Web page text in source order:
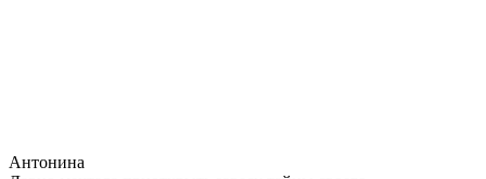
Антонина